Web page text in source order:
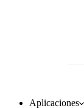
Aplicaciones